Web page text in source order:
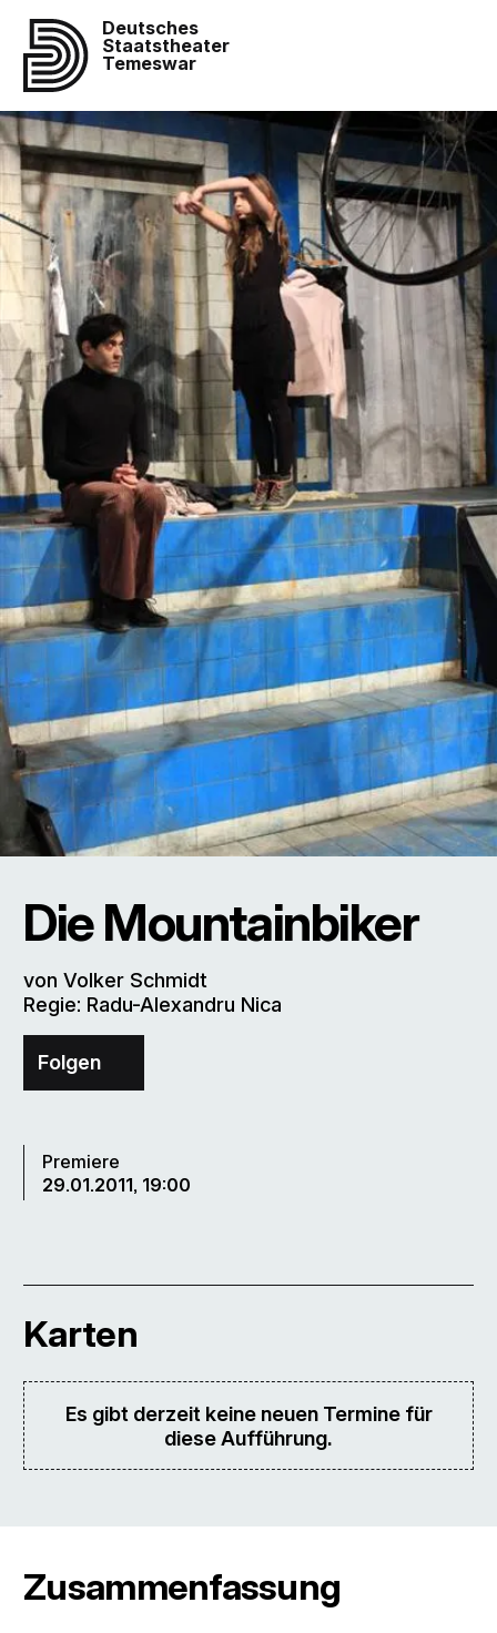
Deutsches
Staatstheater
Temeswar
Die Mountainbiker
von Volker Schmidt
Regie: Radu-Alexandru Nica
Folgen
Premiere
29.01.2011, 19:00
Karten
Es gibt derzeit keine neuen Termine für
diese Aufführung.
Zusammenfassung